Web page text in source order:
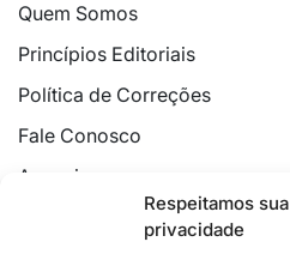
Respeitamos sua
privacidade
Quem Somos
Princípios Editoriais
Política de Correções
Fale Conosco
Anuncie
Política de Cookies